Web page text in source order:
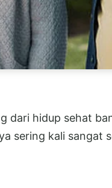
dari hidup sehat
sering kali sangat